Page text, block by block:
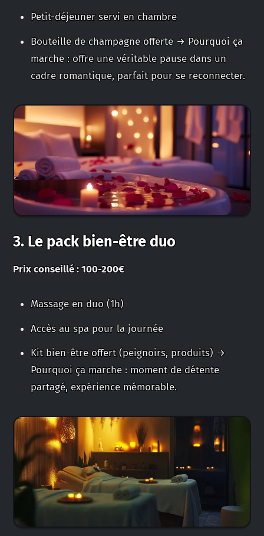
Petit-déjeuner servi en chambre
Bouteille de champagne offerte → Pourquoi ça
marche : offre une véritable pause dans un
cadre romantique, parfait pour se reconnecter.
3. Le pack bien-être duo
Prix conseillé : 100-200€
Massage en duo (1h)
Accès au spa pour la journée
Kit bien-être offert (peignoirs, produits) →
Pourquoi ça marche : moment de détente
partagé, expérience mémorable.